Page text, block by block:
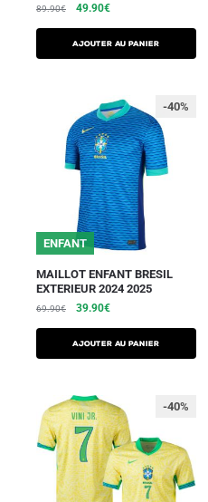
89.90€ 49.90€
AJOUTER AU PANIER
-40%
ENFANT
MAILLOT ENFANT BRESIL
EXTERIEUR 2024 2025
69.90€ 39.90€
AJOUTER AU PANIER
-40%